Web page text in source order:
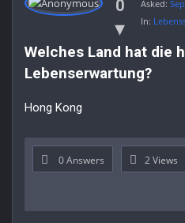
und
Latest
0 Asked:
In:
Welches Land hat die
Lebenserwartung?
Hong Kong
0 Answers 2Views